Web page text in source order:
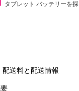
タブレット バッテリーを探
配送料と配送情報